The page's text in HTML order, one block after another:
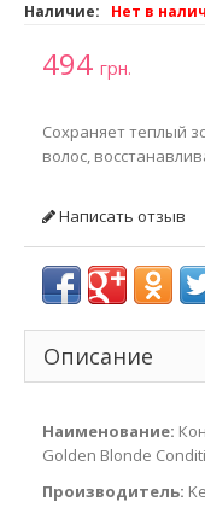
Наличие: Нет в
494 грн.
Сохраняет теплый
волос,
Написать отзыв
Описание
Наименование:
Golden Blonde
Производитель: